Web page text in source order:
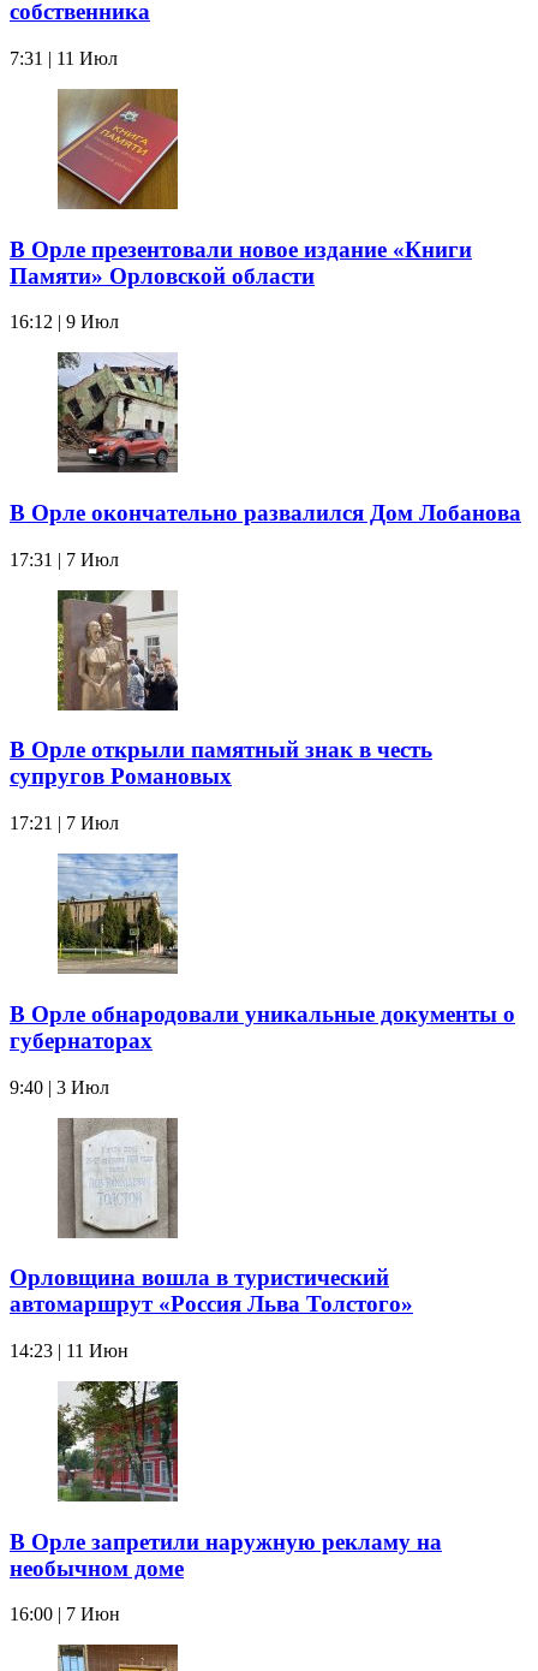
собственника
7:31 | 11 Июл
В Орле презентовали новое издание «Книги
Памяти» Орловской области
16:12 | 9 Июл
В Орле окончательно развалился Дом Лобанова
17:31 | 7 Июл
В Орле открыли памятный знак в честь
супругов Романовых
17:21 | 7 Июл
В Орле обнародовали уникальные документы о
губернаторах
9:40 | 3 Июл
Орловщина вошла в туристический
автомаршрут «Россия Льва Толстого»
14:23 | 11 Июн
В Орле запретили наружную рекламу на
необычном доме
16:00 | 7 Июн